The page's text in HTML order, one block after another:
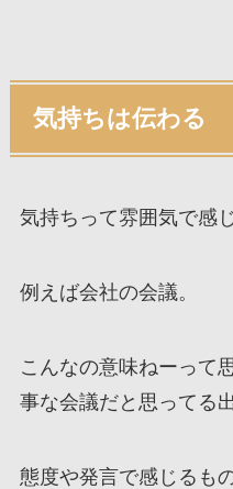
気持ちは伝わる
気持ちって雰囲気で感
例えば会社の会議。
こんなの意味ねーって
事な会議だと思ってる
態度や発言で感じるも